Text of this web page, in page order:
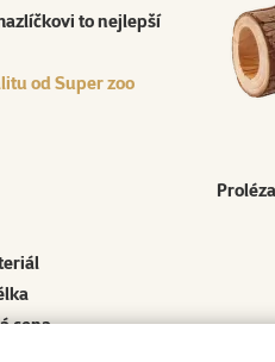
Produkt to nejlepší
od Super zoo
cena